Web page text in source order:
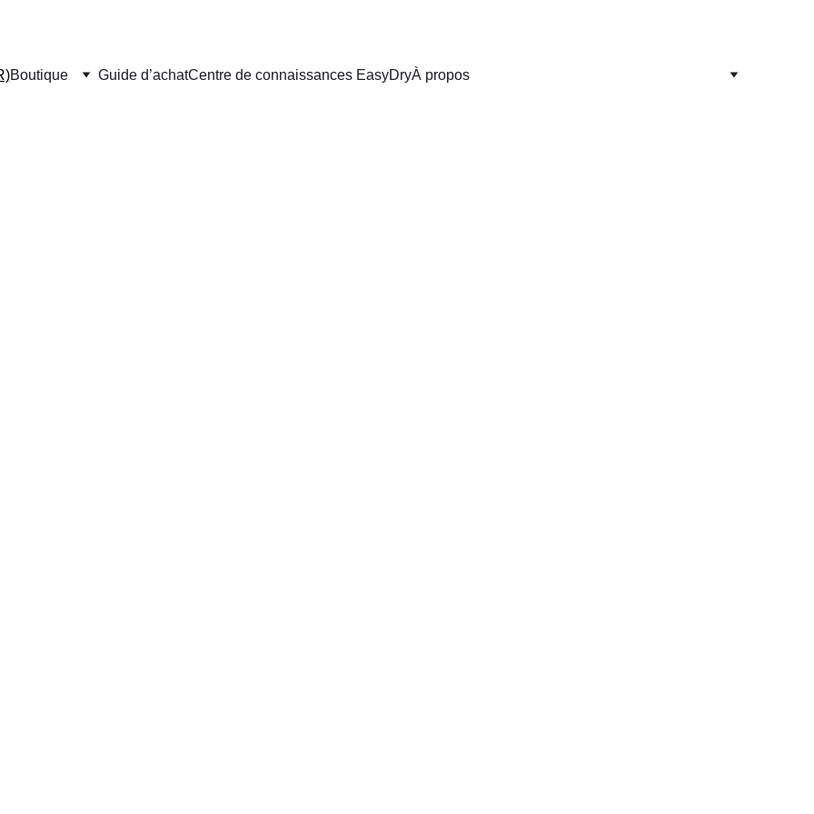
Boutique Guide d’achatCentre de connaissances EasyDryÀ propos